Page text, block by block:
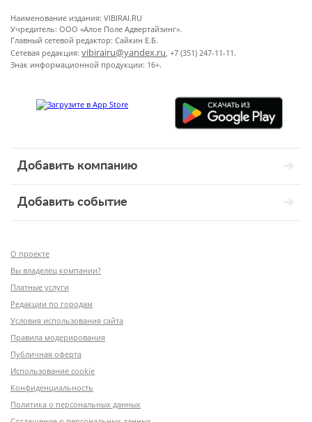
Наименование издания: VIBIRAI.RU
Учредитель: ООО «Алое Поле Адвертайзинг».
Главный сетевой редактор: Сайкин Е.Б.
Сетевая редакция: vibirairu@yandex.ru, +7 (351) 247-11-11.
Знак информационной продукции: 16+.
Добавить компанию
Добавить событие
О проекте
Вы владелец компании?
Платные услуги
Редакции по городам
Условия использования сайта
Правила модерирования
Публичная оферта
Использование cookie
Конфиденциальность
Политика о персональных данных